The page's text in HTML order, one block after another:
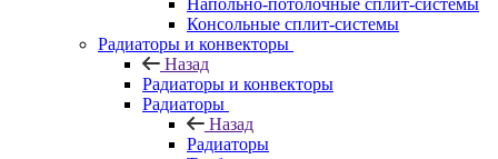
Напольно-потолочные сплит-системы
Консольные сплит-системы
Радиаторы и конвекторы
Назад
Радиаторы и конвекторы
Радиаторы
Назад
Радиаторы